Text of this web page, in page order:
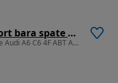
Prelungire spoiler tuning sport bara spate Audi A6 C6 4F ABT Avant S line RS6 S6 2004-2008 ver1
Prelungire spoiler tuning sport bara spate Audi A6 C6 4F ABT Avant S line RS6 S6 2004-2008 ver1